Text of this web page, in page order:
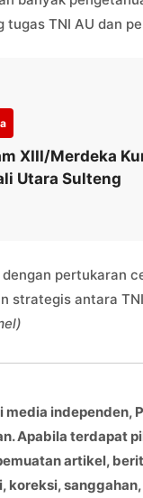
tugas TNI AU dan
XIII/Merdeka
Utara Sulteng
pertukaran
strategis antara
media
Apabila terdapat
artikel,
koreksi,